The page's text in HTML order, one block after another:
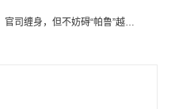
手游版今年推出：官司缠身，但不妨碍“帕鲁”越来越火